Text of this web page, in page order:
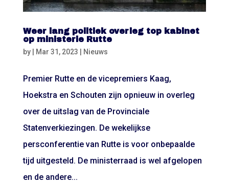
Weer lang politiek overleg top kabinet
op ministerie Rutte
by Mar 31, 2023 Nieuws
Premier Rutte en de vicepremiers Kaag,
Hoekstra en Schouten zijn opnieuw in overleg
over de uitslag van de Provinciale
Statenverkiezingen. De wekelijkse
persconferentie van Rutte is voor onbepaalde
tijd uitgesteld. De ministerraad is wel afgelopen
en de andere...